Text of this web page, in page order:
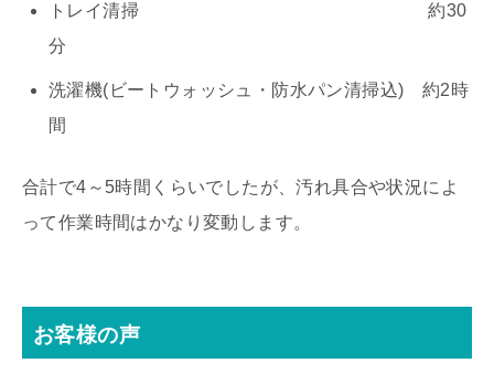
トレイ清掃 約30
分
洗濯機(ビートウォッシュ・防水パン清掃込) 約2時
間
合計で4～5時間くらいでしたが、汚れ具合や状況によ
って作業時間はかなり変動します。
お客様の声